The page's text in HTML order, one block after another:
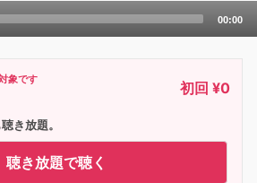
00:00
象です 初回 ¥0
き放題。
聴き放題で聴く